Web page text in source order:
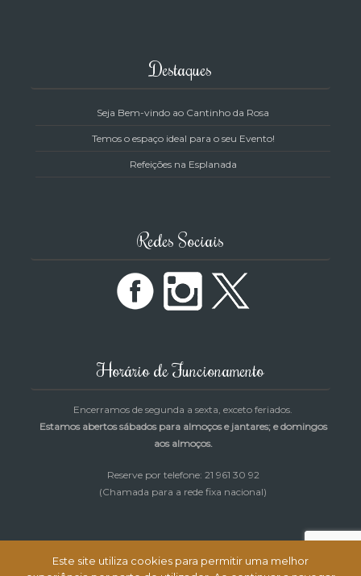
Destaques
Seja Bem-vindo ao Cantinho da Rosa
Temos o espaço ideal para o seu Evento!
Refeições na Esplanada
Redes Sociais
Horário de Funcionamento
Encerramos de segunda a sexta, exceto feriados.
Estamos abertos sábados para almoços e jantares; e domingos
aos almoços.
Reserve por telefone: 21 961 30 92
(Chamada para a rede fixa nacional)
Este site utiliza cookies para permitir uma melhor